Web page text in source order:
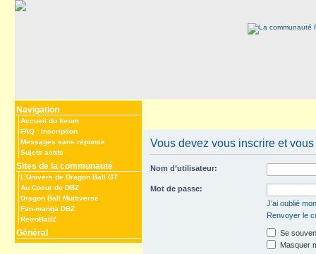
Navigation
Accueil du forum
FAQ - Inscription
Messages sans réponse
Sujets actifs
Sites de la communauté
L’Univers de Dragon Ball GT
Au Coeur de DBZ
Dragon Ball Multiverse
Fan-manga DBZ
RetroBallZ
Général
Vous devez vous inscrire et
Nom d’utilisateur:
Mot de passe:
J’ai oublié
Renvoyer le
Se
Masquer